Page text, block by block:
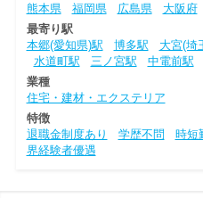
熊本県
福岡県 広島県 大阪府
最寄り駅
本郷(愛知県)駅
博多駅 大宮(埼
水道町駅
三ノ宮駅 中電前駅
業種
住宅・建材・エクステリア
特徴
退職金制度あり
学歴不問 時短
界経験者優遇